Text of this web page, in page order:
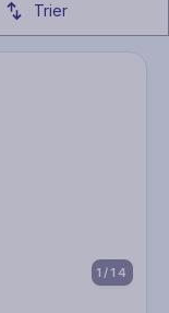
Trier
1/14